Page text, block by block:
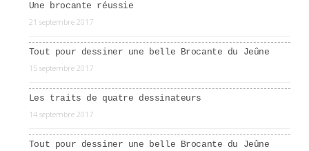
Une brocante réussie
21 septembre 2017
Tout pour dessiner une belle Brocante du Jeûne
15 septembre 2017
Les traits de quatre dessinateurs
14 septembre 2017
Tout pour dessiner une belle Brocante du Jeûne